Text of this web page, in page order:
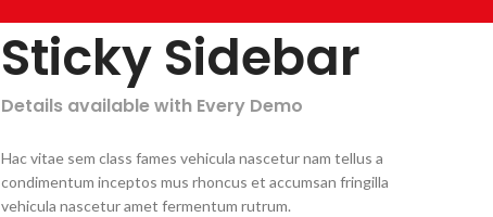
Sticky Sidebar
Details available with Every Demo
Hac vitae sem class fames vehicula nascetur nam tellus a
condimentum inceptos mus rhoncus et accumsan fringilla
vehicula nascetur amet fermentum rutrum.